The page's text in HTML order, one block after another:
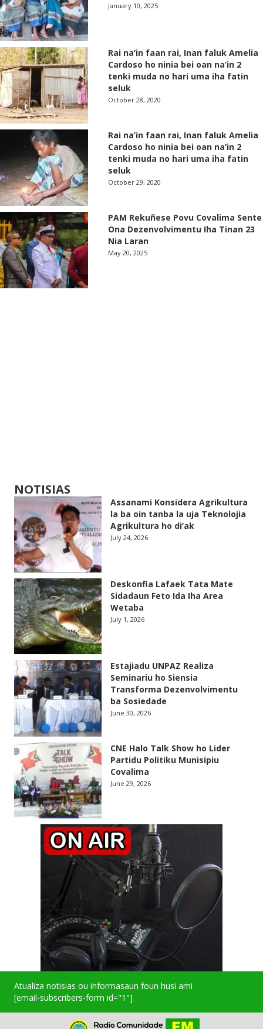
January 10, 2025
Rai na’in faan rai, Inan faluk Amelia
Cardoso ho ninia bei oan na’in 2
tenki muda no hari uma iha fatin
seluk
October 28, 2020
Rai na’in faan rai, Inan faluk Amelia
Cardoso ho ninia bei oan na’in 2
tenki muda no hari uma iha fatin
seluk
October 29, 2020
PAM Rekuñese Povu Covalima Sente
Ona Dezenvolvimentu Iha Tinan 23
Nia Laran
May 20, 2025
NOTISIAS
Assanami Konsidera Agrikultura
la ba oin tanba la uja Teknolojia
Agrikultura ho di’ak
July 24, 2026
Deskonfia Lafaek Tata Mate
Sidadaun Feto Ida Iha Area
Wetaba
July 1, 2026
Estajiadu UNPAZ Realiza
Seminariu ho Siensia
Transforma Dezenvolvimentu
ba Sosiedade
June 30, 2026
CNE Halo Talk Show ho Lider
Partidu Politiku Munisipiu
Covalima
June 29, 2026
Atualiza notisias ou informasaun foun husi ami
[email-subscribers-form id="1"]